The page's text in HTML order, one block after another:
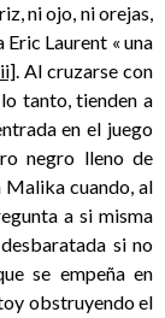
ni ojo, ni orejas,
Eric Laurent « una
. Al cruzarse con
tanto, tienden a
en el juego
negro lleno de
cuando, al
a si misma
si no
se empeña en
obstruyendo el